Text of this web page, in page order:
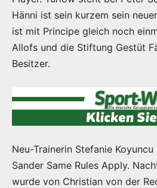
Hänni ist sein kurzem sein
ist mit Principe gleich noch
Allofs und die Stiftung Gestüt
Besitzer.
Neu-Trainerin Stefanie
Sander Same Rules Apply.
wurde von Christian von der